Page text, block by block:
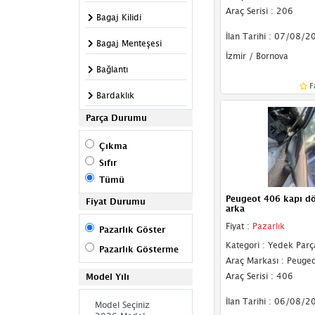
Bagaj Kilidi
Bagaj Menteşesi
Bağlantı
Bardaklık
Bilya
Cam Açma Kolu
Çerçevesi
Cam Fitili
Cıvata
Çeki Demir Kapağı
Parça Durumu
Çıkma
Sıfır
Tümü
Fiyat Durumu
Pazarlık Göster
Pazarlık Gösterme
Model Yılı
Araç Serisi : 206
İlan Tarihi : 07/08/
İzmir / Bornova
Peugeot 406 kapı
arka
Fiyat : Pazarlık
Kategori : Yedek
Araç Markası :
Araç Serisi : 406
İlan Tarihi : 06/08/